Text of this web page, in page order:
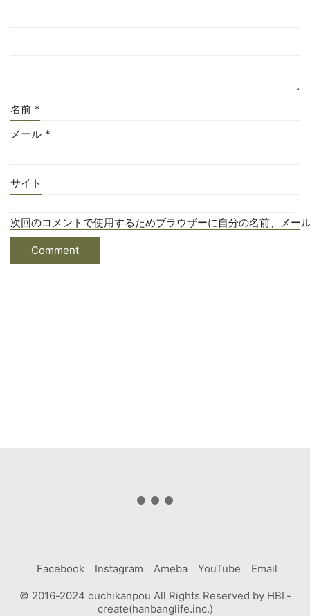
名前 *
メール *
サイト
次回のコメントで使用するためブラウザーに自分の名前、メー
Facebook Instagram Ameba YouTube Email
© 2016-2024 ouchikanpou All Rights Reserved by HBL-
create(hanbanglife.inc.)